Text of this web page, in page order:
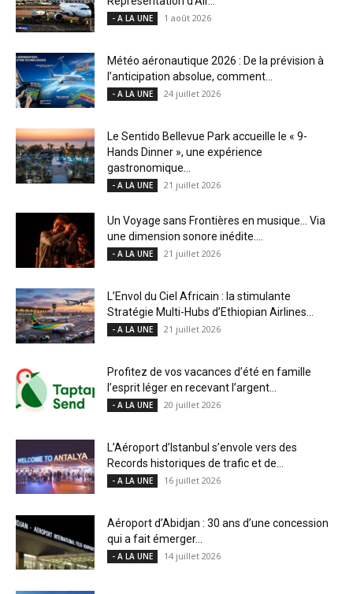
- A LA UNE 1 août 2026
Météo aéronautique 2026 : De la prévision à
l’anticipation absolue, comment...
- A LA UNE 24 juillet 2026
Le Sentido Bellevue Park accueille le « 9-
Hands Dinner », une expérience
gastronomique...
- A LA UNE 21 juillet 2026
Un Voyage sans Frontières en musique… Via
une dimension sonore inédite....
- A LA UNE 21 juillet 2026
L’Envol du Ciel Africain : la stimulante
Stratégie Multi-Hubs d’Ethiopian Airlines...
- A LA UNE 21 juillet 2026
Profitez de vos vacances d’été en famille
l’esprit léger en recevant l’argent...
- A LA UNE 20 juillet 2026
L’Aéroport d’Istanbul s’envole vers des
Records historiques de trafic et de...
- A LA UNE 16 juillet 2026
Aéroport d’Abidjan : 30 ans d’une concession
qui a fait émerger...
- A LA UNE 14 juillet 2026